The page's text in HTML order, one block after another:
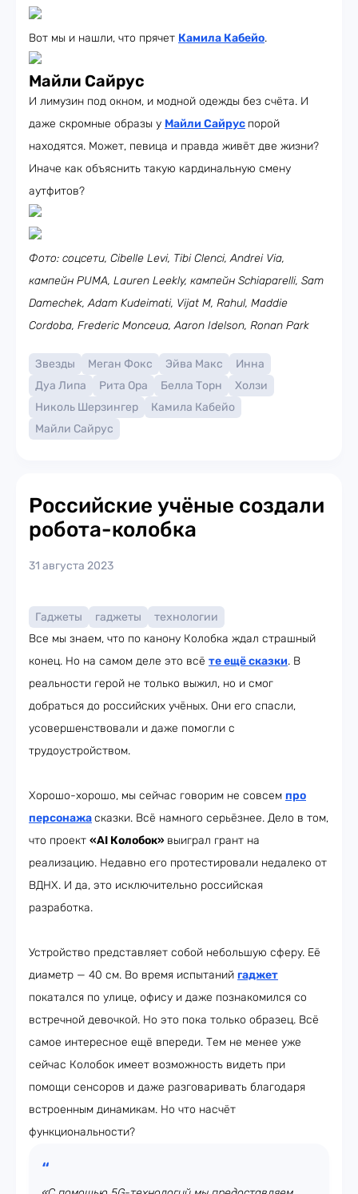
Вот мы и нашли, что прячет Камила Кабейо.
Майли Сайрус
И лимузин под окном, и модной одежды без счёта. И
даже скромные образы у Майли Сайрус порой
находятся. Может, певица и правда живёт две жизни?
Иначе как объяснить такую кардинальную смену
аутфитов?
Фото: соцсети, Cibelle Levi, Tibi Clenci, Andrei Via,
кампейн PUMA, Lauren Leekly, кампейн Schiaparelli, Sam
Damechek, Adam Kudeimati, Vijat M, Rahul, Maddie
Cordoba, Frederic Monceua, Aaron Idelson, Ronan Park
Звезды Меган Фокс Эйва Макс
Инна
Дуа Липа
Рита Ора Белла Торн
Холзи
Николь Шерзингер
Камила Кабейо
Майли Сайрус
Российские учёные создали
робота-колобка
31 августа 2023
Гаджеты гаджеты
технологии
Все мы знаем, что по канону Колобка ждал страшный
конец. Но на самом деле это всё те ещё сказки. В
реальности герой не только выжил, но и смог
добраться до российских учёных. Они его спасли,
усовершенствовали и даже помогли с
трудоустройством.
Хорошо-хорошо, мы сейчас говорим не совсем про
персонажасказки. Всё намного серьёзнее. Дело в том,
что проект «AI Колобок» выиграл грант на
реализацию. Недавно его протестировали недалеко от
ВДНХ. И да, это исключительно российская
разработка.
Устройство представляет собой небольшую сферу. Её
диаметр — 40 см. Во время испытаний гаджет
покатался по улице, офису и даже познакомился со
встречной девочкой. Но это пока только образец. Всё
самое интересное ещё впереди. Тем не менее уже
сейчас Колобок имеет возможность видеть при
помощи сенсоров и даже разговаривать благодаря
встроенным динамикам. Но что насчёт
функциональности?